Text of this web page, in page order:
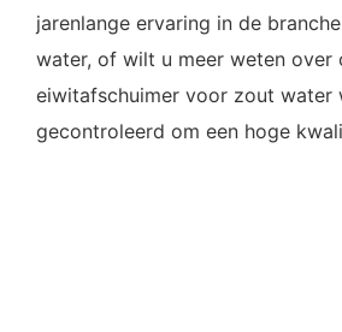
jarenlange ervaring in de
water, of wilt u meer weten over
eiwitafschuimer voor zout water
gecontroleerd om een ​​hoge